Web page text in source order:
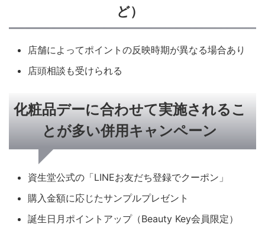
ど）
店舗によってポイントの反映時期が異なる場合あり
店頭相談も受けられる
化粧品デーに合わせて実施されるこ
とが多い併用キャンペーン
資生堂公式の「LINEお友だち登録でクーポン」
購入金額に応じたサンプルプレゼント
誕生日月ポイントアップ（Beauty Key会員限定）